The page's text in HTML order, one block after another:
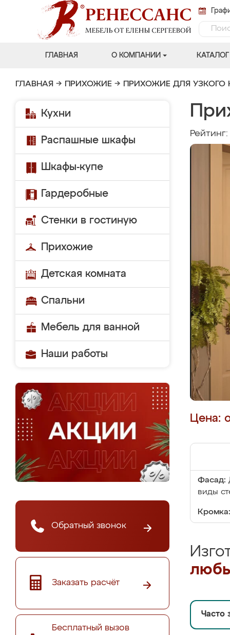
ГЛАВНАЯ О КОМПАНИИ КАТАЛОГ
ГЛАВНАЯ → ПРИХОЖИЕ → ПРИХОЖИЕ ДЛЯ УЗКОГО
Кухни
Распашные шкафы
Шкафы-купе
Гардеробные
Стенки в гостиную
Прихожие
Детская комната
Спальни
Мебель для ванной
Наши работы
Обратный звонок
Заказать расчёт
Бесплатный вызов
Рейтинг:
Цена:
Фасад:
виды
Кромка:
Часто